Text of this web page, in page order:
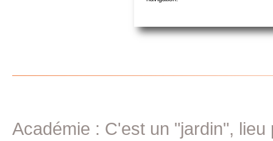
Académie : C'est un "jardin", lieu